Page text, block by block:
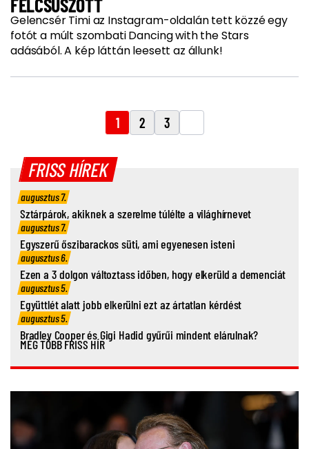
FELCSÚSZOTT
Gelencsér Timi az Instagram-oldalán tett közzé egy
fotót a múlt szombati Dancing with the Stars
adásából. A kép láttán leesett az állunk!
1 2 3
FRISS HÍREK
augusztus 7.
Sztárpárok, akiknek a szerelme túlélte a világhírnevet
augusztus 7.
Egyszerű őszibarackos süti, ami egyenesen isteni
augusztus 6.
Ezen a 3 dolgon változtass időben, hogy elkerüld a demenciát
augusztus 5.
Együttlét alatt jobb elkerülni ezt az ártatlan kérdést
augusztus 5.
Bradley Cooper és Gigi Hadid gyűrűi mindent elárulnak?
MÉG TÖBB FRISS HÍR